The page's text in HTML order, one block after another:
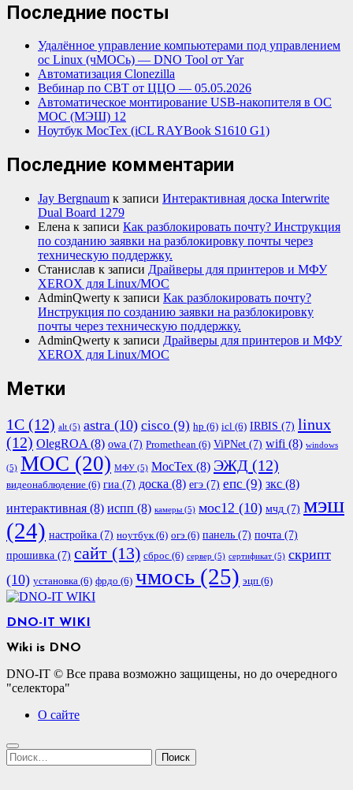
Последние посты
Удалённое управление компьютерами под управлением
ос Linux (чМОСь) — DNO Tool от Yar
Автоматизация Clonezilla
Вебинар по СВТ от ЦЦО — 05.05.2026
Автоматическое монтирование USB-накопителя в ОС
МОС (МЭШ) 12
Ноутбук МосТех (iCL RAYBook S1610 G1)
Последние комментарии
Jay Bergnaum к записи Интерактивная доска Interwrite
Dual Board 1279
Елена к записи Как разблокировать почту? Инструкция
по созданию заявки на разблокировку почты через
техническую поддержку.
Станислав к записи Драйверы для принтеров и МФУ
XEROX для Linux/МОС
AdminQwerty к записи Как разблокировать почту?
Инструкция по созданию заявки на разблокировку
почты через техническую поддержку.
AdminQwerty к записи Драйверы для принтеров и МФУ
XEROX для Linux/МОС
Метки
1С (12) alt (5) astra (10) cisco (9) hp (6) icl (6) IRBIS (7) linux
(12) OlegROA (8) owa (7) Promethean (6) ViPNet (7) wifi (8) windows
(5) МОС (20) МФУ (5) МосТех (8) ЭЖД (12)
видеонаблюдение (6) гиа (7) доска (8) егэ (7) епс (9) зкс (8)
интерактивная (8) испп (8) камеры (5) мос12 (10) мчд (7) мэш
(24) настройка (7) ноутбук(6) огэ (6) панель (7) почта (7)
прошивка (7) сайт (13) сброс (6) сервер (5) сертификат (5) скрипт
(10) установка (6) фрдо (6) чмось (25) эцп (6)
DNO-IT WIKI
Wiki is DNO
DNO-IT © Все права возможно защищены, но до очередного
"селектора"
О сайте
Найти: